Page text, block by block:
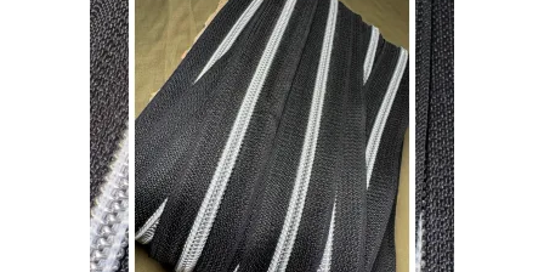
CHOIX DES OPTIONS
Ce
produit
plusieurs